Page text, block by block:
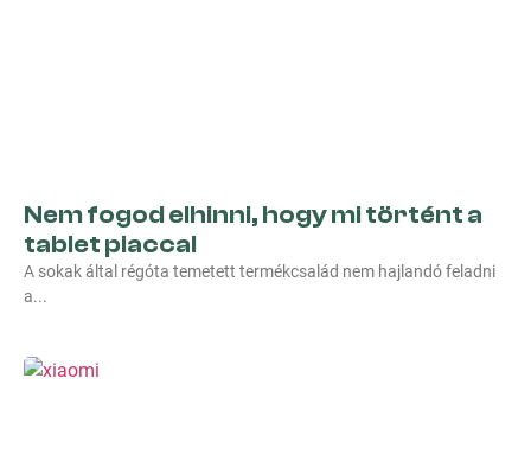
Nem fogod elhinni, hogy mi történt a
tablet piaccal
A sokak által régóta temetett termékcsalád nem hajlandó feladni
a